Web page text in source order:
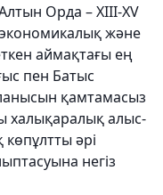
Орда – XIII-XV
және
аймақтағы ең
пен Батыс
қамтамасыз
халықаралық алыс-
әрі
негіз